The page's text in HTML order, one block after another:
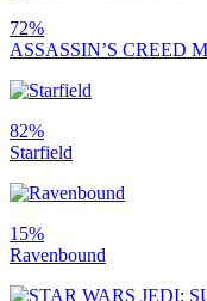
72%
ASSASSIN’S CREED
82%
Starfield
15%
Ravenbound